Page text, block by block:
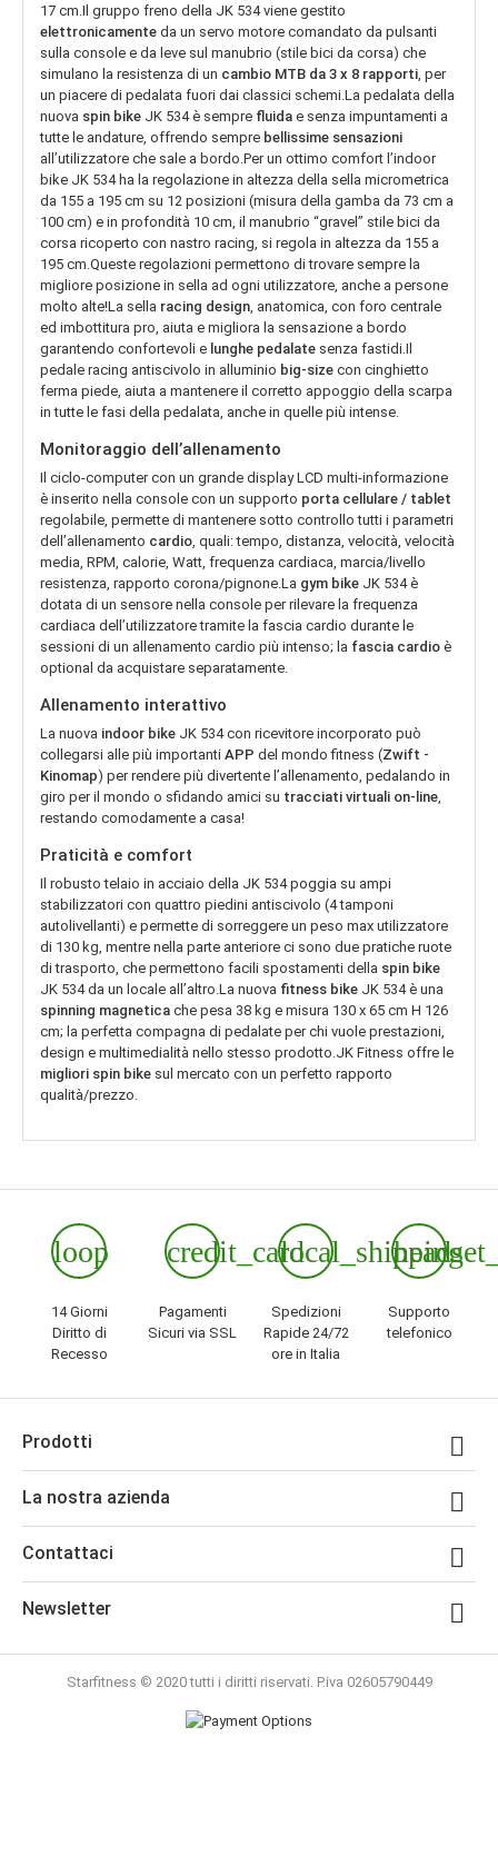
17 cm.Il gruppo freno della JK 534 viene gestito
elettronicamente da un servo motore comandato da pulsanti
sulla console e da leve sul manubrio (stile bici da corsa) che
simulano la resistenza di un cambio MTB da 3 x 8 rapporti , per
un piacere di pedalata fuori dai classici schemi.La pedalata della
nuova spin bike JK 534 è sempre fluida e senza impuntamenti a
tutte le andature, offrendo sempre bellissime sensazioni
all’utilizzatore che sale a bordo.Per un ottimo comfort l’indoor
bike JK 534 ha la regolazione in altezza della sella micrometrica
da 155 a 195 cm su 12 posizioni (misura della gamba da 73 cm a
100 cm) e in profondità 10 cm, il manubrio “gravel” stile bici da
corsa ricoperto con nastro racing, si regola in altezza da 155 a
195 cm.Queste regolazioni permettono di trovare sempre la
migliore posizione in sella ad ogni utilizzatore, anche a persone
molto alte!La sella racing design , anatomica, con foro centrale
ed imbottitura pro, aiuta e migliora la sensazione a bordo
garantendo confortevoli e lunghe pedalate senza fastidi.Il
pedale racing antiscivolo in alluminio big-size con cinghietto
ferma piede, aiuta a mantenere il corretto appoggio della scarpa
in tutte le fasi della pedalata, anche in quelle più intense.
Monitoraggio dell’allenamento
Il ciclo-computer con un grande display LCD multi-informazione
è inserito nella console con un supporto porta cellulare / tablet
regolabile, permette di mantenere sotto controllo tutti i parametri
dell’allenamento cardio , quali: tempo, distanza, velocità, velocità
media, RPM, calorie, Watt, frequenza cardiaca, marcia/livello
resistenza, rapporto corona/pignone.La gym bike JK 534 è
dotata di un sensore nella console per rilevare la frequenza
cardiaca dell’utilizzatore tramite la fascia cardio durante le
sessioni di un allenamento cardio più intenso; la fascia cardio è
optional da acquistare separatamente.
Allenamento interattivo
La nuova indoor bike JK 534 con ricevitore incorporato può
collegarsi alle più importanti APP del mondo fitness (Zwift -
Kinomap) per rendere più divertente l’allenamento, pedalando in
giro per il mondo o sfidando amici su tracciati virtuali on-line
restando comodamente a casa!
Praticità e comfort
Il robusto telaio in acciaio della JK 534 poggia su ampi
stabilizzatori con quattro piedini antiscivolo (4 tamponi
autolivellanti) e permette di sorreggere un peso max utilizzatore
di 130 kg, mentre nella parte anteriore ci sono due pratiche ruote
di trasporto, che permettono facili spostamenti della spin bike
JK 534 da un locale all’altro.La nuova fitness bike JK 534 è una
spinning magnetica che pesa 38 kg e misura 130 x 65 cm H 126
cm; la perfetta compagna di pedalate per chi vuole prestazioni,
design e multimedialità nello stesso prodotto.JK Fitness offre le
migliori spin bike sul mercato con un perfetto rapporto
qualità/prezzo.
loop
14 Giorni
Diritto di
Recesso
credit_card
Pagamenti
Sicuri via SSL
local_shipping
Spedizioni
Rapide 24/72
ore in Italia
Supporto
telefonico
Prodotti 
La nostra azienda 
Contattaci 
Newsletter 
Starfitness © 2020 tutti i diritti riservati. P.iva 02605790449